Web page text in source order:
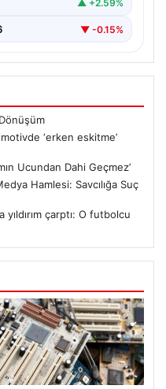
▲ +2.59%
▼ -0.15%
‘erken eskitme’
Ucundan Dahi Geçmez’
Hamlesi: Savcılığa Suç
çarptı: O futbolcu